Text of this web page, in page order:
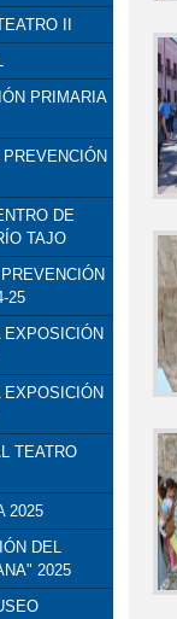
II
PRIMARIA
DE
TAJO
25
EXPOSICIÓN
EXPOSICIÓN
TEATRO
2025
DEL
2025